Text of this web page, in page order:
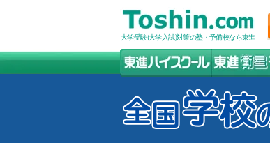
大学受験(大学入試)対策の塾・予備校なら東進